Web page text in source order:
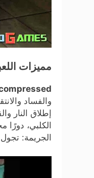
مميزات
إطلاق النار
الكلبي، دورًا
الجريمة: